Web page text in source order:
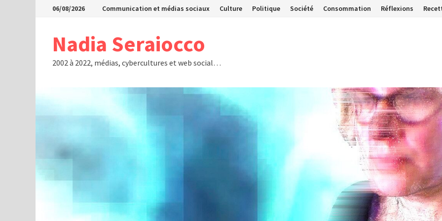
Passer06/08/2026 Communication et médias sociaux Culture Politique Société Consommation Réflexions
Nadia Seraiocco
2002 à 2022, médias, cybercultures et web social…